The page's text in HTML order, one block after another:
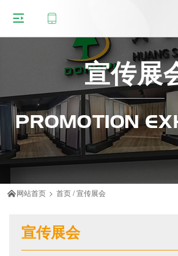
宣传展
PROMOTION
网站首页 > 首页/宣传展会
宣传展会